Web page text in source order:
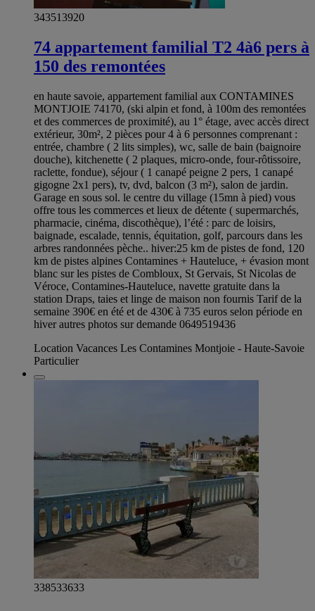
343513920
74 appartement familial T2 4à6 pers à
150 des remontées
en haute savoie, appartement familial aux CONTAMINES
MONTJOIE 74170, (ski alpin et fond, à 100m des remontées
et des commerces de proximité), au 1° étage, avec accès direct
extérieur, 30m², 2 pièces pour 4 à 6 personnes comprenant :
entrée, chambre ( 2 lits simples), wc, salle de bain (baignoire
douche), kitchenette ( 2 plaques, micro-onde, four-rôtissoire,
raclette, fondue), séjour ( 1 canapé peigne 2 pers, 1 canapé
gigogne 2x1 pers), tv, dvd, balcon (3 m²), salon de jardin.
Garage en sous sol. le centre du village (15mn à pied) vous
offre tous les commerces et lieux de détente ( supermarchés,
pharmacie, cinéma, discothèque), l’été : parc de loisirs,
baignade, escalade, tennis, équitation, golf, parcours dans les
arbres randonnées pèche.. hiver:25 km de pistes de fond, 120
km de pistes alpines Contamines + Hauteluce, + évasion mont
blanc sur les pistes de Combloux, St Gervais, St Nicolas de
Véroce, Contamines-Hauteluce, navette gratuite dans la
station Draps, taies et linge de maison non fournis Tarif de la
semaine 390€ en été et de 430€ à 735 euros selon période en
hiver autres photos sur demande 0649519436
Location Vacances Les Contamines Montjoie - Haute-Savoie
Particulier
338533633